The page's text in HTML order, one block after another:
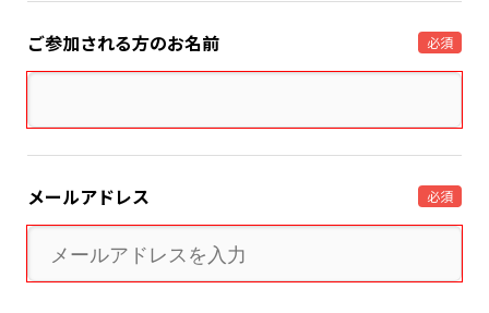
ご参加される方のお名前 必須
メールアドレス 必須